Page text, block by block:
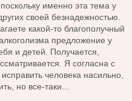
именно эта тема у
своей безнадежностью.
какой-то благополучный
предложение у
и детей. Получается,
Я согласна с
человека насильно,
но все-таки...